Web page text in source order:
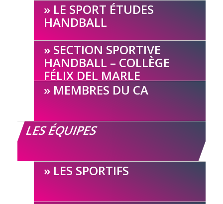
LE SPORT ÉTUDES
HANDBALL
SECTION SPORTIVE
HANDBALL – COLLÈGE
FÉLIX DEL MARLE
MEMBRES DU CA
LES ÉQUIPES
LES SPORTIFS